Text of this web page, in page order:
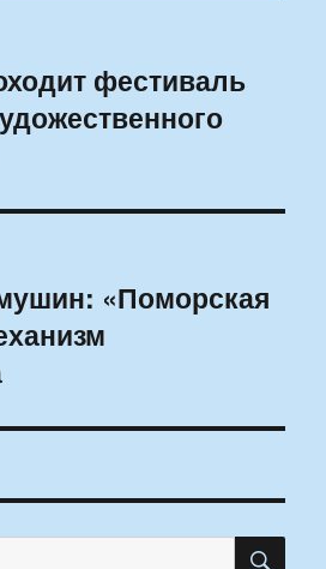
фестиваль
«Поморская